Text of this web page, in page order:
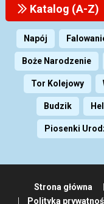
Katalog (A-Z)
Napój
Boże Narodzenie
Tor Kolejowy
Budzik
Piosenki
Strona główna
Polityka